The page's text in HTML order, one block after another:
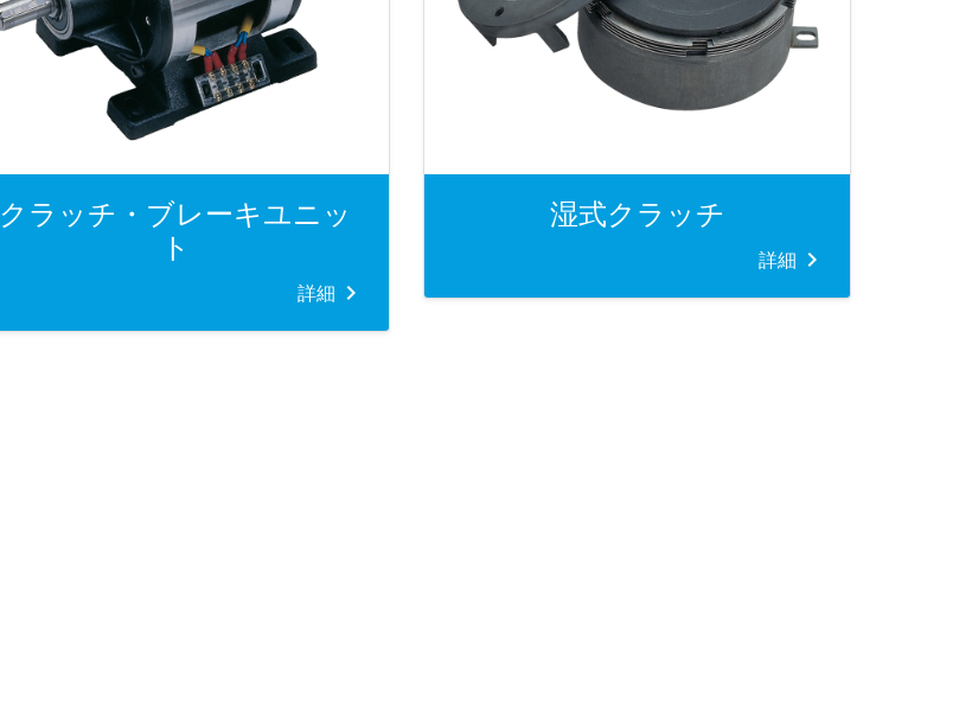
クラッチ・ブレーキユニッ
ト
詳細
湿式クラッチ
詳細